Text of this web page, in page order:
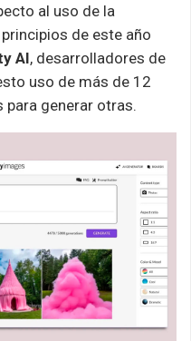
al uso de la
de este año
AI, desarrolladores de
uso de más de 12
generar otras.